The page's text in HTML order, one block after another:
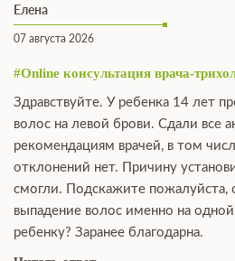
Елена
07 августа 2026
#Online консультация врача-
Здравствуйте. У ребенка 14 лет
волос на левой брови. Сдали все
рекомендациям врачей, в том
отклонений нет. Причину
смогли. Подскажите пожалуйста,
выпадение волос именно на
ребенку? Заранее благодарна.